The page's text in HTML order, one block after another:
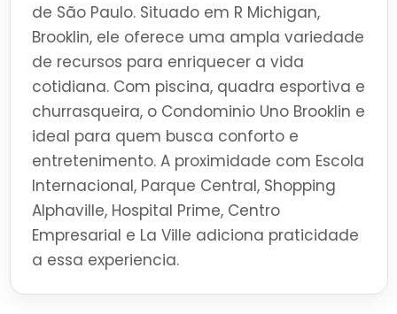
de São Paulo. Situado em R Michigan,
Brooklin, ele oferece uma ampla variedade
de recursos para enriquecer a vida
cotidiana. Com piscina, quadra esportiva e
churrasqueira, o Condominio Uno Brooklin e
ideal para quem busca conforto e
entretenimento. A proximidade com Escola
Internacional, Parque Central, Shopping
Alphaville, Hospital Prime, Centro
Empresarial e La Ville adiciona praticidade
a essa experiencia.